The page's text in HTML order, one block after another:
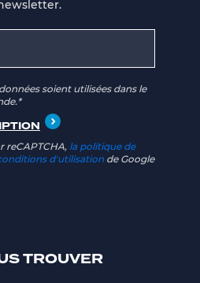
TROUVER
soient utilisées dans le
reCAPTCHA, la politique de
d'utilisation de Google